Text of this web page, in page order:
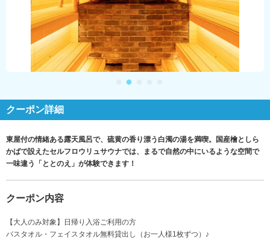
クーポン詳細
東屋付の情緒ある露天風呂で、硫黄の香り漂う白濁の湯を満喫。国産檜としら
かばで設えたセルフロウリュサウナでは、まるで自然の中にいるような空間で
一味違う「ととのえ」が体験できます！
クーポン内容
【大人のみ対象】日帰り入浴ご利用の方
バスタオル・フェイスタオル無料貸出し（お一人様1枚ずつ）♪